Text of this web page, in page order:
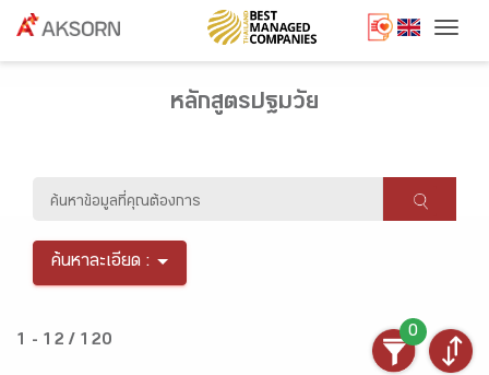
หลักสูตรปฐมวัย
ค้นหาละเอียด :
1 - 12 / 120
0